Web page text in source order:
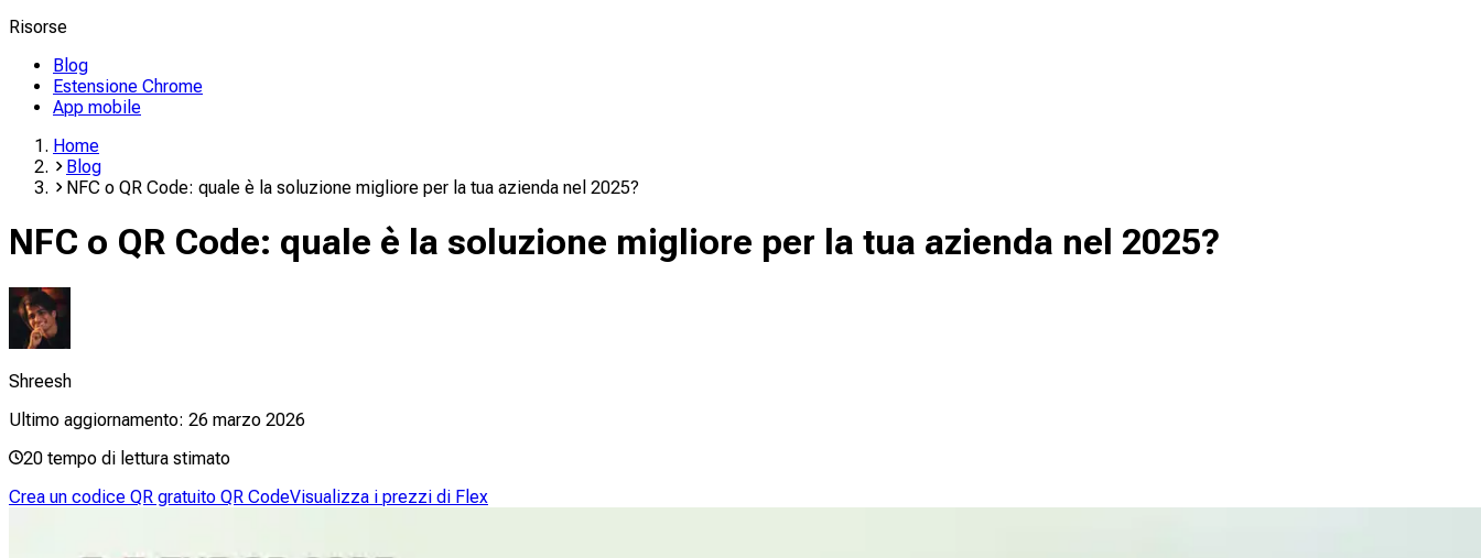
Risorse
Blog
Estensione Chrome
App mobile
Home
Blog
NFC o QR Code: quale è la soluzione migliore per la tua azienda nel 2025?
NFC o QR Code: quale è la soluzione migliore per la tua azienda nel 2025?
Shreesh
Ultimo aggiornamento: 26 marzo 2026
20 tempo di lettura stimato
Crea un codice QR gratuito QR CodeVisualizza i prezzi di Flex